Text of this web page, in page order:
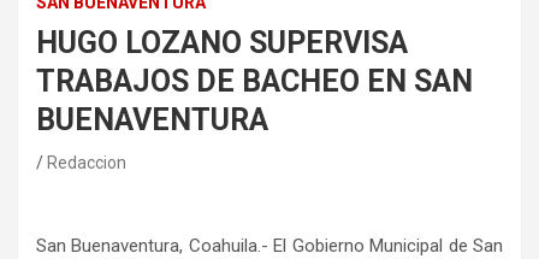
HUGO LOZANO SUPERVISA
TRABAJOS DE BACHEO EN SAN
BUENAVENTURA
Redaccion
San Buenaventura, Coahuil a.- El Gobierno Municipal de San